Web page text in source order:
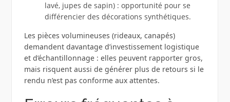
lavé, jupes de sapin) : opportunité pour se
différencier des décorations synthétiques.
Les pièces volumineuses (rideaux, canapés)
demandent davantage d’investissement logistique
et d’échantillonnage : elles peuvent rapporter gros,
mais risquent aussi de générer plus de retours si le
rendu n’est pas conforme aux attentes.